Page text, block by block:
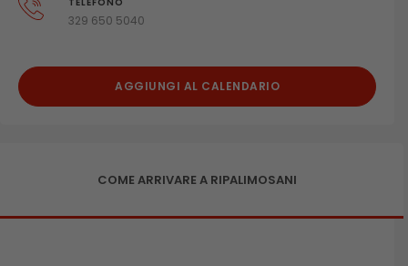
329 650 5040
AGGIUNGI AL CALENDARIO
COME ARRIVARE A RIPALIMOSANI